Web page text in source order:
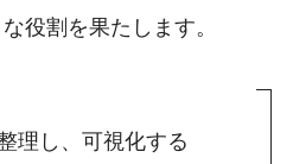
役割を果たします。
理し、可視化する